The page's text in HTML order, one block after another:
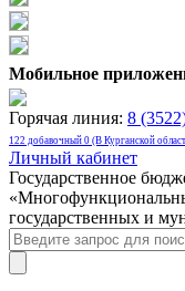
Мобильное
Горячая линия: 8
122 добавочный 0 (В Курганской
Личный кабинет
Государственное
государственных и